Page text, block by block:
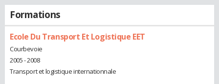
Formations
Ecole Du Transport Et Logistique EET
Courbevoie
2005 - 2008
Transport et logistique internationnale